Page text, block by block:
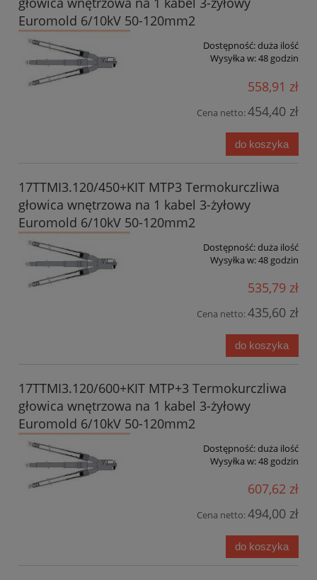
Euromold 6/10kV 50-120mm2
Dostępność:duża ilość
Wysyłka w:48 godzin
558,91 zł
Cena netto:454,40 zł
do koszyka
17TTMI3.120/450+KIT MTP3 Termokurczliwa
głowica wnętrzowa na 1 kabel 3-żyłowy
Euromold 6/10kV 50-120mm2
Dostępność:duża ilość
Wysyłka w:48 godzin
535,79 zł
Cena netto:435,60 zł
do koszyka
17TTMI3.120/600+KIT MTP+3 Termokurczliwa
głowica wnętrzowa na 1 kabel 3-żyłowy
Euromold 6/10kV 50-120mm2
Dostępność:duża ilość
Wysyłka w:48 godzin
607,62 zł
Cena netto:494,00 zł
do koszyka